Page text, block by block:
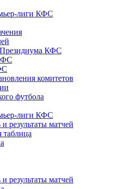
лиги КФС
КФС
комитетов
футбола
лиги КФС
результаты матчей
таблица
результаты матчей